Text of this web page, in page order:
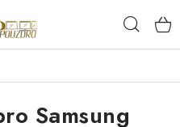
FÓLIESamsung